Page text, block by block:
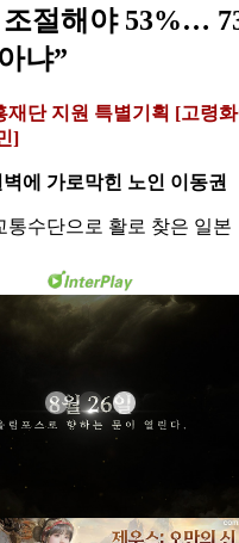
조절해야 53%…
냐”
재단 지원 특별기획 [고령
]
에 가로막힌 노인 이동권
통수단으로 활로 찾은 일본